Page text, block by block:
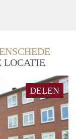
LOCATIE
DELEN